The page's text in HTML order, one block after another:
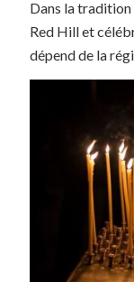
Dans la
Red Hill et
dépend de la